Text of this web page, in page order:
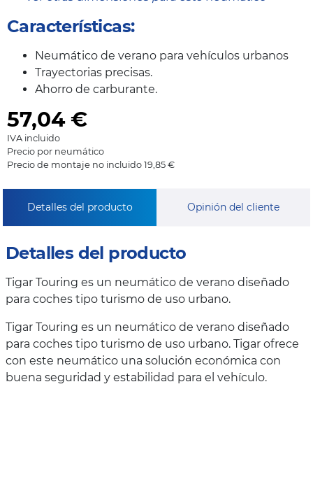
Características:
Neumático de verano para vehículos urbanos
Trayectorias precisas.
Ahorro de carburante.
57,04€
IVA incluido
Precio por neumático
Precio de montaje no incluido 19,85 €
Detalles del producto Opinión del cliente
Detalles del producto
Tigar Touring es un neumático de verano diseñado
para coches tipo turismo de uso urbano.
Tigar Touring es un neumático de verano diseñado
para coches tipo turismo de uso urbano. Tigar ofrece
con este neumático una solución económica con
buena seguridad y estabilidad para el vehículo.